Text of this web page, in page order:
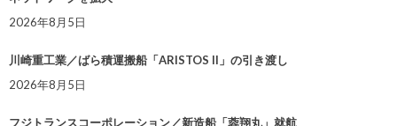
2026年8月5日
川崎重工業／ばら積運搬船「ARISTOS II」の引き渡し
2026年8月5日
フジトランスコーポレーション／新造船「蓉翔丸」就航